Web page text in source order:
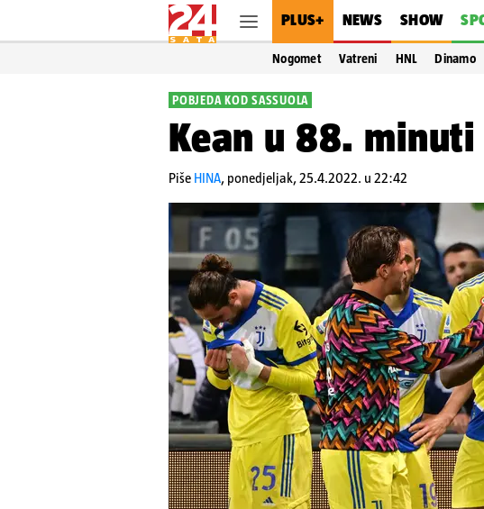
PLUS+ NEWS SHOW
Nogomet Vatreni HNL Dinamo
POBJEDA KOD SASSUOLA
Kean u 88. minuti
Piše HINA, ponedjeljak, 25.4.2022. u 22:42